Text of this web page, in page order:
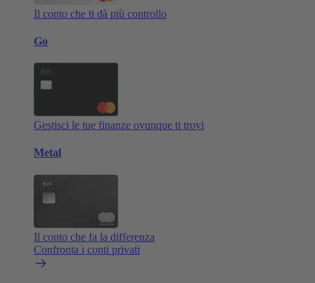
Il conto che ti dà più controllo
Go
Gestisci le tue finanze ovunque ti trovi
Metal
Il conto che fa la differenza
Confronta i conti privati